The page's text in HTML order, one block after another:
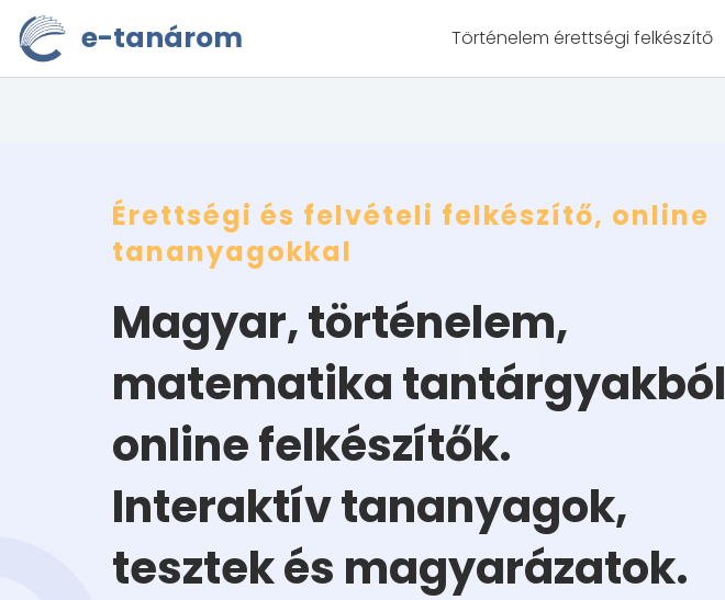
Skip
content
e-tanárom Történelem érettségi felkészítő
Érettségi és felvételi felkészítő, online
tananyagokkal
Magyar, történelem,
matematika tantárgyakból
online felkészítők.
Interaktív tananyagok,
tesztek és magyarázatok.